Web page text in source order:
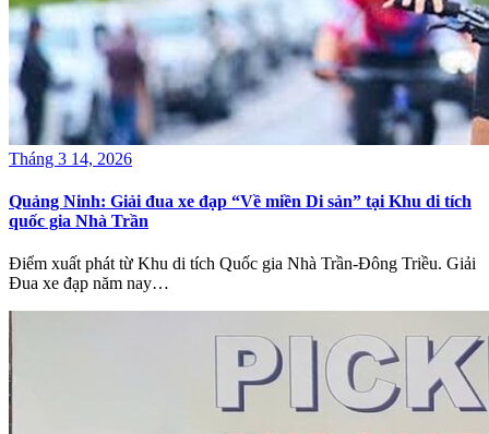
Tháng 3 14, 2026
Quảng Ninh: Giải đua xe đạp “Về miền Di sản” tại Khu di tích
quốc gia Nhà Trần
Điểm xuất phát từ Khu di tích Quốc gia Nhà Trần-Đông Triều. Giải
Đua xe đạp năm nay…